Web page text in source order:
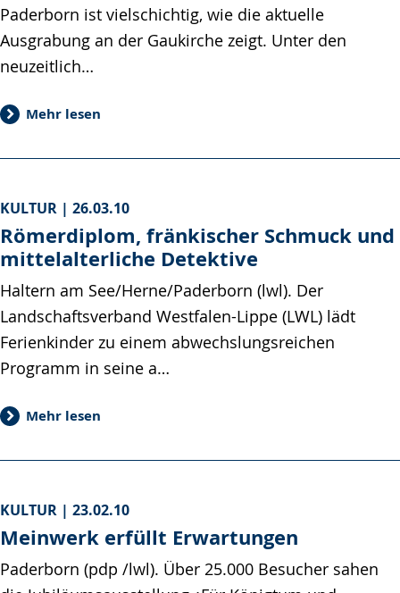
Paderborn ist vielschichtig, wie die aktuelle
Ausgrabung an der Gaukirche zeigt. Unter den
neuzeitlich…
Mehr lesen
KULTUR | 26.03.10
Römerdiplom, fränkischer Schmuck und
mittelalterliche Detektive
Haltern am See/Herne/Paderborn (lwl). Der
Landschaftsverband Westfalen-Lippe (LWL) lädt
Ferienkinder zu einem abwechslungsreichen
Programm in seine a…
Mehr lesen
KULTUR | 23.02.10
Meinwerk erfüllt Erwartungen
Paderborn (pdp /lwl). Über 25.000 Besucher sahen